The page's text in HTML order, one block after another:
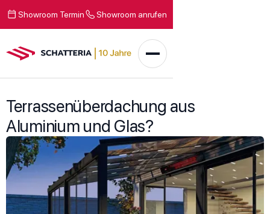
Showroom Termin Showroom anrufen
Terrassenüberdachung aus
Aluminium und Glas?